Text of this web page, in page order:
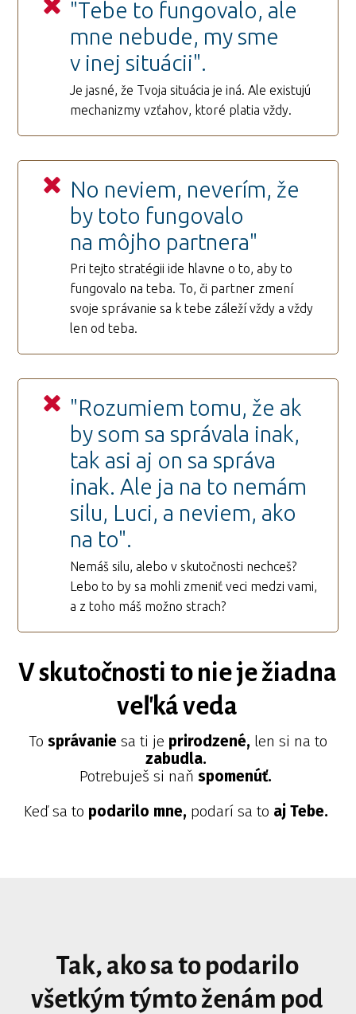
"Tebe to fungovalo, ale
mne nebude, my sme
v inej situácii".
Je jasné, že Tvoja situácia je iná. Ale existujú
mechanizmy vzťahov, ktoré platia vždy.
No neviem, neverím, že
by toto fungovalo
na môjho partnera"
Pri tejto stratégii ide hlavne o to, aby to
fungovalo na teba. To, či partner zmení
svoje správanie sa k tebe záleží vždy a vždy
len od teba.
"Rozumiem tomu, že ak
by som sa správala inak,
tak asi aj on sa správa
inak. Ale ja na to nemám
silu, Luci, a neviem, ako
na to".
Nemáš silu, alebo v skutočnosti nechceš?
Lebo to by sa mohli zmeniť veci medzi vami,
a z toho máš možno strach?
V skutočnosti to nie je žiadna
veľká veda
To správanie sa ti je prirodzené, len si na to
zabudla.
Potrebuješ si naňspomenúť.
Keď sa to podarilo mne, podarí sa to aj Tebe.
Tak, ako sa to podarilo
všetkým týmto ženám pod